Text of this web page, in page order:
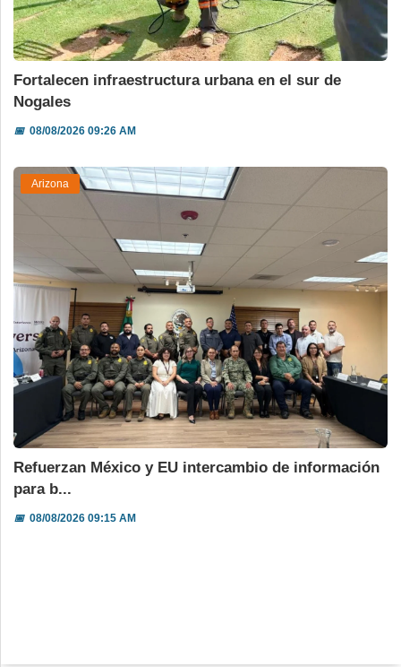
Fortalecen infraestructura urbana en el sur de
Nogales
📅08/08/2026 09:26 AM
Arizona
Refuerzan México y EU intercambio de información
para b...
📅08/08/2026 09:15 AM